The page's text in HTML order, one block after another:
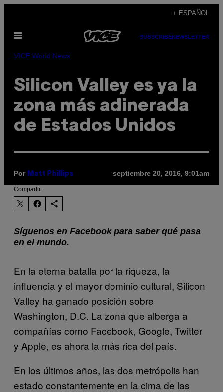
contenido
+ ESPAÑOL
Abrir
SUBSCRIBENEWSLETTER
VICE World News
Silicon Valley es ya la
zona más adinerada
de Estados Unidos
Por Matt Phillips septiembre 20, 2016, 9:01am
Compartir:
Síguenos en Facebook para saber qué pasa
en el mundo.
En la eterna batalla por la riqueza, la
influencia y el mayor dominio cultural, Silicon
Valley ha ganado posición sobre
Washington, D.C. La zona que alberga a
compañías como Facebook, Google, Twitter
y Apple, es ahora la más rica del país.
En los últimos años, las dos metrópolis han
estado constantemente en la cima de las